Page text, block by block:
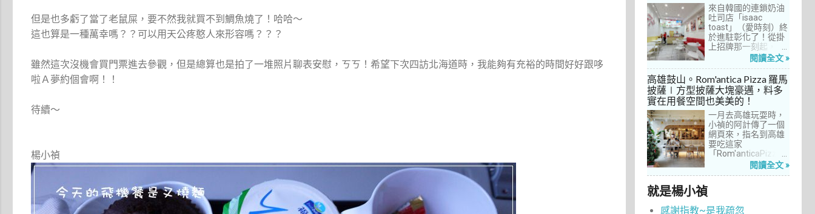
但是也多虧了當了老鼠屎，要不然我就買不到鯛魚燒了！哈哈～
這也算是一種萬幸嗎？？可以用天公疼憨人來形容嗎？？？
雖然這次沒機會買門票進去參觀，但是總算也是拍了一堆照片聊表安慰，ㄎㄎ！希望下次四訪北海道時，我能夠有充裕的時間好好跟哆
啦Ａ夢約個會啊！！
待續～
楊小禎
食的小禎而言，自然
深具吸引力。
從事美食採訪20多
年，只採訪沒吃的店
也不計其數，但從沒
有一家餐廳讓我這樣
充滿渴望，留下「真
的好想吃吃看」的懸
來自韓國的連鎖奶油
吐司店「isaac
toast」（愛時刻）終
於進駐彰化了！從掛
上招牌那一刻起，小
禎就想著找時間來吃
家連鎖店許久，只是
每次去台中誘惑實在
太多了！就……，這一
次離家這麼近，不來
吃真的說不過去。
閱讀全文 »
高雄鼓山。Rom'antica Pizza 羅馬
披薩∣方型披薩大塊豪邁，料多
實在用餐空間也美美的！
一月去高雄玩耍時，
小禎的阿計傳了一個
網頁來，指名到高雄
要吃這家
「Rom'anticaPizza
羅馬披薩」，看了圖
少披薩店，一字排開
閱讀全文 »
就是楊小禎
感謝指教~是我疏忽